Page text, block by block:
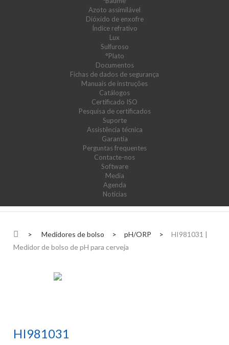
Azoto assimilável
Dióxido de enxofre
Índice refrativo
Lux
Sulfuroso
°Plato
Documentos
Fichas de dados de segurança
Manuais de instruções
Catálogos
Certificado ISO
Pesquisa de certificados
Suporte
Assistência técnica
Garantia
Perguntas frequentes
Contacte-nos
Software
Media
Agenda
Notícias
> Medidores de bolso > pH/ORP >
HI981031 |
Medidor de bolso de pH para cerveja
HI981031